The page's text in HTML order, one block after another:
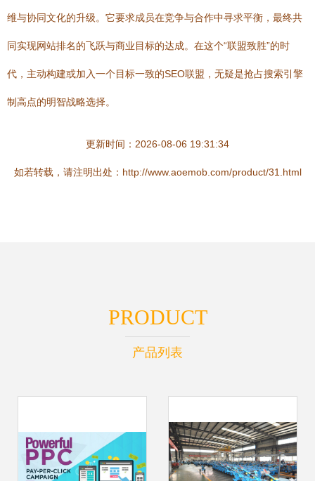
维与协同文化的升级。它要求成员在竞争与合作中寻求平衡，最终共
同实现网站排名的飞跃与商业目标的达成。在这个“联盟致胜”的时
代，主动构建或加入一个目标一致的SEO联盟，无疑是抢占搜索引擎
制高点的明智战略选择。
更新时间：2026-08-06 19:31:34
如若转载，请注明出处：http://www.aoemob.com/product/31.html
PRODUCT
产品列表